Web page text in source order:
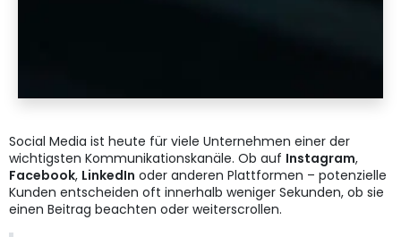
Social Media ist heute für viele Unternehmen einer der
wichtigsten Kommunikationskanäle. Ob auf Instagram,
Facebook, LinkedIn oder anderen Plattformen – potenzielle
Kunden entscheiden oft innerhalb weniger Sekunden, ob sie
einen Beitrag beachten oder weiterscrollen.